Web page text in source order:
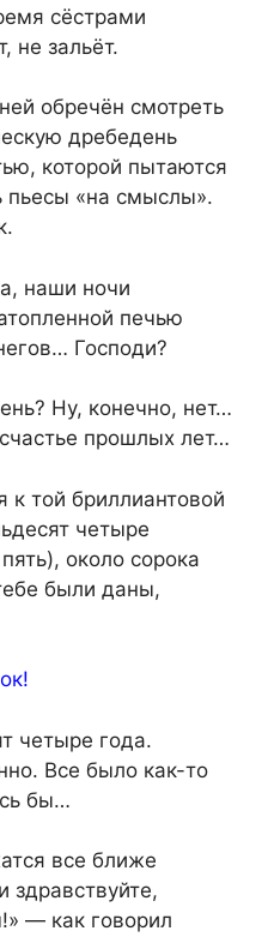
сёстрами
не зальёт.
обречён смотреть
дребедень
которой пытаются
пьесы «на смыслы».
наши ночи
печью
Господи?
Ну, конечно, нет…
прошлых лет…
к той бриллиантовой
четыре
около сорока
были даны,
четыре года.
Все было как-то
бы…
все ближе
— как говорил